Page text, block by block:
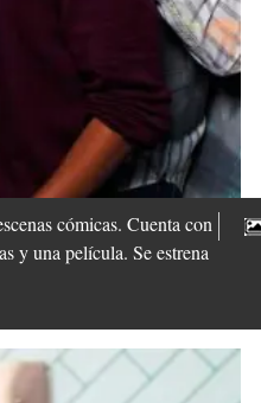
cómicas. Cuenta con
y una película. Se estrena